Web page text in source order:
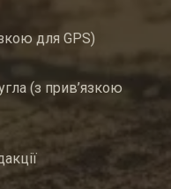
для GPS)
(з прив’язкою